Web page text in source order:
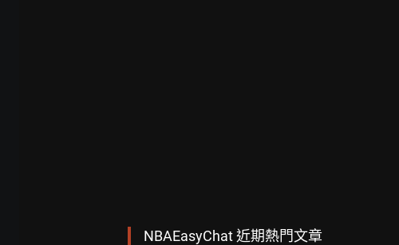
NBAEasyChat 近期熱門文章